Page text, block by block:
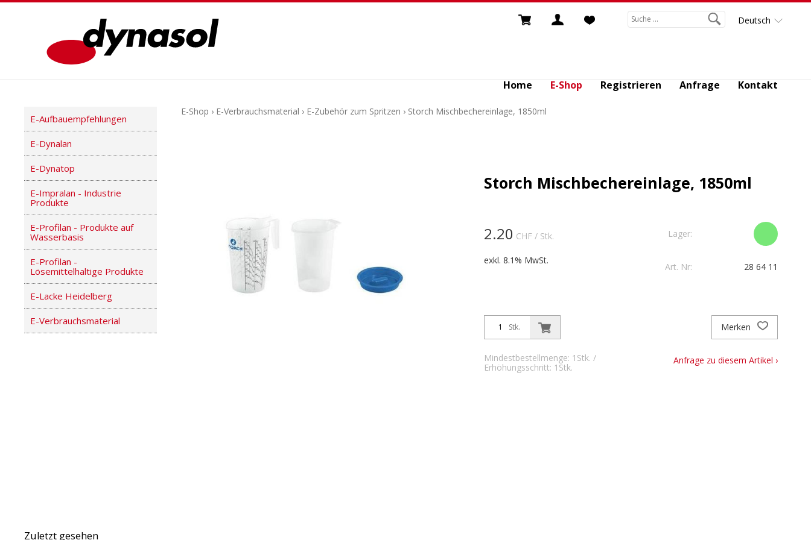
Deutsch
Home E-Shop Registrieren Anfrage Kontakt
E-Aufbauempfehlungen
E-Dynalan
E-Dynatop
E-Impralan - Industrie
Produkte
E-Profilan - Produkte auf
Wasserbasis
E-Profilan -
Lösemittelhaltige Produkte
E-Lacke Heidelberg
E-Verbrauchsmaterial
E-Shop › E-Verbrauchsmaterial › E-Zubehör zum Spritzen › Storch Mischbechereinlage, 1850ml
Storch Mischbechereinlage, 1850ml
2.20 CHF / Stk.
exkl. 8.1% MwSt.
Lager:
Art. Nr: 28 64 11
Stk.
Mindestbestellmenge: 1Stk. /
Erhöhungsschritt: 1Stk.
Merken
Anfrage zu diesem Artikel ›
Zuletzt gesehen